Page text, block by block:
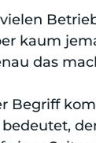
kaum
das
Begriff
bedeutet,